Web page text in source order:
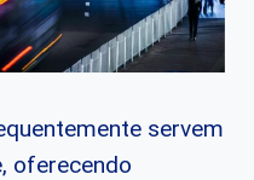
servem
oferecendo